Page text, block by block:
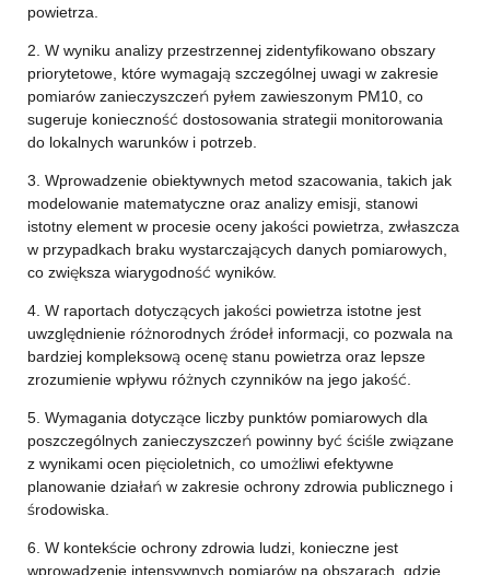
powietrza.
2. W wyniku analizy przestrzennej zidentyfikowano obszary
priorytetowe, które wymagają szczególnej uwagi w zakresie
pomiarów zanieczyszczeń pyłem zawieszonym PM10, co
sugeruje konieczność dostosowania strategii monitorowania
do lokalnych warunków i potrzeb.
3. Wprowadzenie obiektywnych metod szacowania, takich jak
modelowanie matematyczne oraz analizy emisji, stanowi
istotny element w procesie oceny jakości powietrza, zwłaszcza
w przypadkach braku wystarczających danych pomiarowych,
co zwiększa wiarygodność wyników.
4. W raportach dotyczących jakości powietrza istotne jest
uwzględnienie różnorodnych źródeł informacji, co pozwala na
bardziej kompleksową ocenę stanu powietrza oraz lepsze
zrozumienie wpływu różnych czynników na jego jakość.
5. Wymagania dotyczące liczby punktów pomiarowych dla
poszczególnych zanieczyszczeń powinny być ściśle związane
z wynikami ocen pięcioletnich, co umożliwi efektywne
planowanie działań w zakresie ochrony zdrowia publicznego i
środowiska.
6. W kontekście ochrony zdrowia ludzi, konieczne jest
wprowadzenie intensywnych pomiarów na obszarach, gdzie